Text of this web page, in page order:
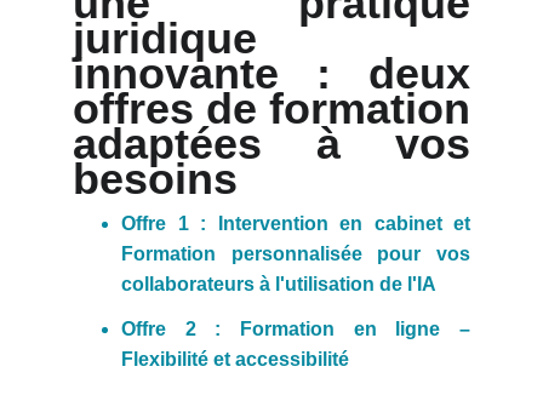
juridique
innovante : deux
offres de formation
adaptées à vos
besoins
Offre 1 : Intervention en cabinet et
Formation personnalisée pour vos
collaborateurs à l'utilisation de l'IA
Offre 2 : Formation en ligne –
Flexibilité et accessibilité